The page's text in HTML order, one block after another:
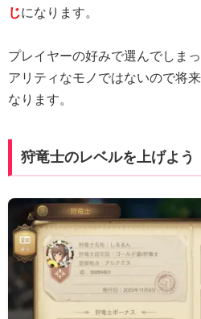
じになります。
プレイヤーの好みで選んでしま
アリティなモノではないので将
なります。
狩竜士のレベルを上げよう